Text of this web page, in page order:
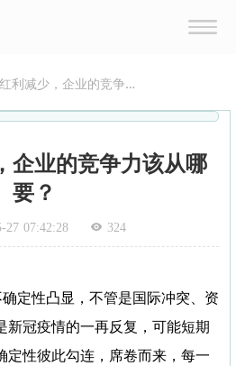
利减少，企业的竞争
企业的竞争力该从哪
要？
27 07:42:28 324
定性凸显，不管是国际冲突、资
新冠疫情的一再反复，可能短期
定性彼此勾连，席卷而来，每一